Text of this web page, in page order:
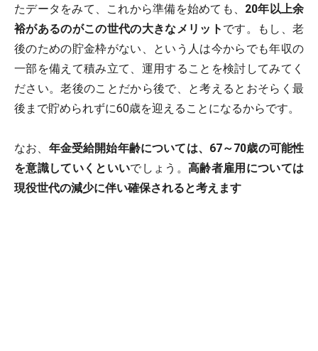
たデータをみて、これから準備を始めても、 20年以上余
裕があるのがこの世代の大きなメリット です。もし、老
後のための貯金枠がない、という人は今からでも年収の
一部を備えて積み立て、運用することを検討してみてく
ださい。老後のことだから後で、と考えるとおそらく最
後まで貯められずに60歳を迎えることになるからです。
なお、 年金受給開始年齢については、67～70歳の可能性
を意識していくといいでしょう。高齢者雇用については
現役世代の減少に伴い確保されると考えます